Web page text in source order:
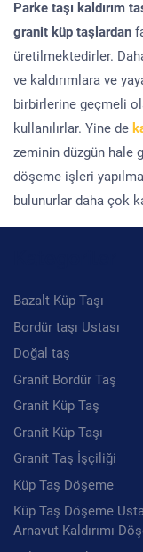
Parke taşı kaldırım
granit küp taşlardan
üretilmektedirler.
ve kaldırımlara ve
birbirlerine geçmeli
kullanılırlar. Yine de
zeminin düzgün hale
döşeme işleri
bulunurlar daha çok
Bazalt Küp Taşı
Bordür taşı Ustası
Doğal taş
Granit Bordür Taş
Granit Küp Taş
Granit Küp Taşı
Granit Taş İşçiliği
Küp Taş Döşeme
Küp Taş Döşeme
Arnavut Kaldırımı